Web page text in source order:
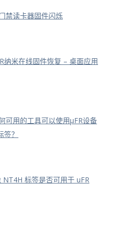
禁读卡器固件闪烁
纳米在线固件恢复 – 桌面应用
可用的工具可以使用μFR设备
？
NT4H 标签是否可用于 uFR